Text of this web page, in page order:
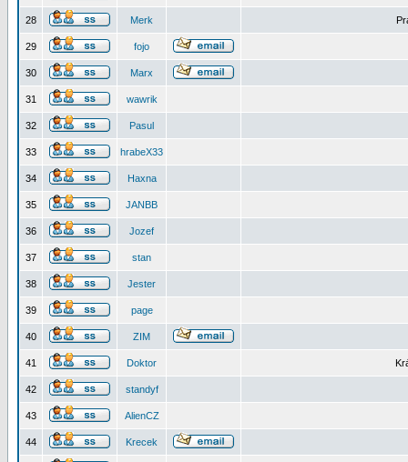
28 Merk
29 fojo
30 Marx
31 wawrik
32 Pasul
33 hrabeX33
34 Haxna
35 JANBB
36 Jozef
37 stan
38 Jester
39 page
40 ZIM
41 Doktor
42 standyf
43 AlienCZ
44 Krecek